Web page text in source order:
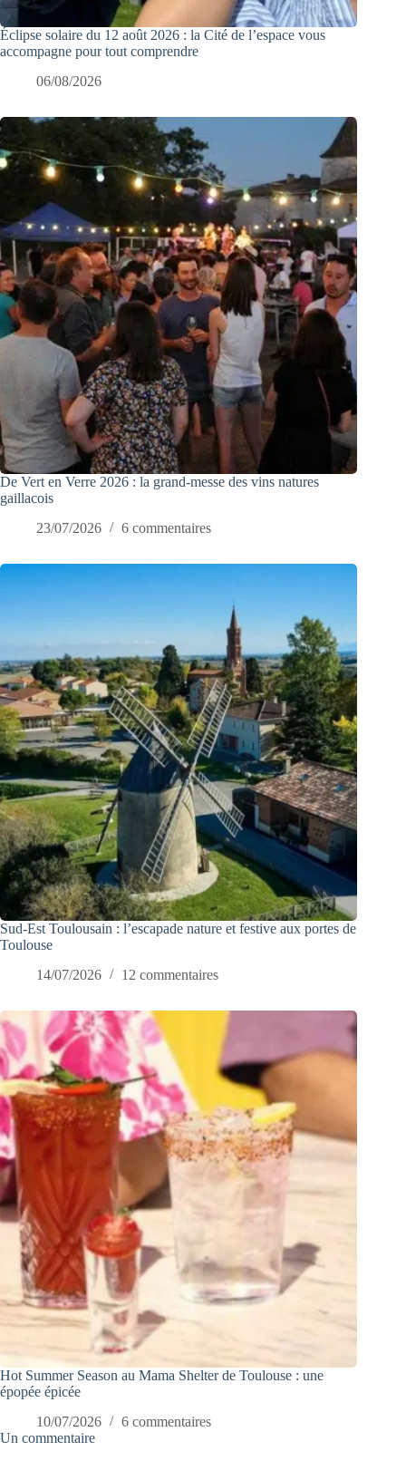
Éclipse solaire du 12 août 2026 : la Cité de l’espace vous
accompagne pour tout comprendre
06/08/2026
De Vert en Verre 2026 : la grand-messe des vins natures
gaillacois
23/07/2026
6 commentaires
Sud-Est Toulousain : l’escapade nature et festive aux portes de
Toulouse
14/07/2026
12 commentaires
Hot Summer Season au Mama Shelter de Toulouse : une
épopée épicée
10/07/2026
6 commentaires
Un commentaire